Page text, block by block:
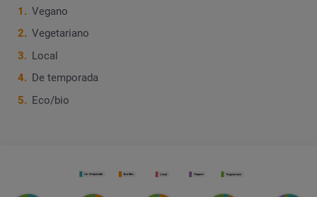
Vegano
Vegetariano
Local
De temporada
Eco/bio